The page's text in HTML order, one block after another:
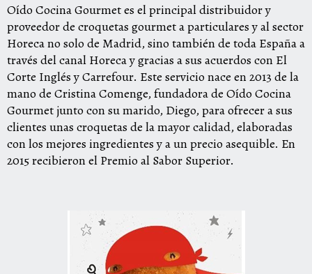
Oído Cocina Gourmet es el principal distribuidor y
proveedor de croquetas gourmet a particulares y al sector
Horeca no solo de Madrid, sino también de toda España a
través del canal Horeca y gracias a sus acuerdos con El
Corte Inglés y Carrefour. Este servicio nace en 2013 de la
mano de Cristina Comenge, fundadora de Oído Cocina
Gourmet junto con su marido, Diego, para ofrecer a sus
clientes unas croquetas de la mayor calidad, elaboradas
con los mejores ingredientes y a un precio asequible. En
2015 recibieron el Premio al Sabor Superior.